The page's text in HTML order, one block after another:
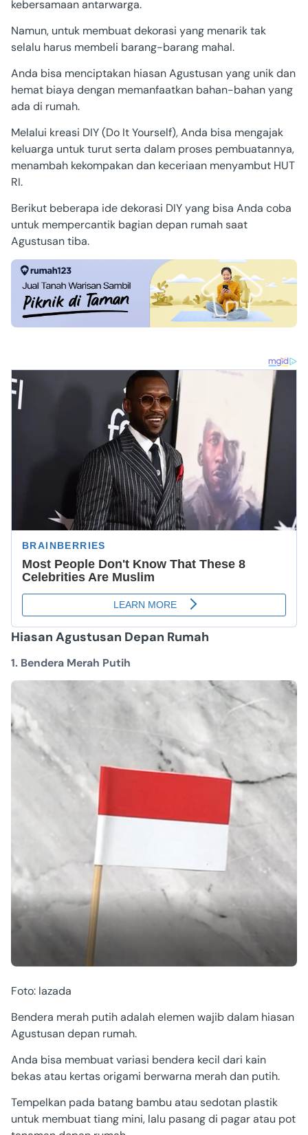
kebersamaan antarwarga.
Namun, untuk membuat dekorasi yang menarik tak
selalu harus membeli barang-barang mahal.
Anda bisa menciptakan hiasan Agustusan yang unik dan
hemat biaya dengan memanfaatkan bahan-bahan yang
ada di rumah.
Melalui kreasi DIY (Do It Yourself), Anda bisa mengajak
keluarga untuk turut serta dalam proses pembuatannya,
menambah kekompakan dan keceriaan menyambut HUT
RI.
Berikut beberapa ide dekorasi DIY yang bisa Anda coba
untuk mempercantik bagian depan rumah saat
Agustusan tiba.
Hiasan Agustusan Depan Rumah
1. Bendera Merah Putih
Foto: lazada
Bendera merah putih adalah elemen wajib dalam hiasan
Agustusan depan rumah.
Anda bisa membuat variasi bendera kecil dari kain
bekas atau kertas origami berwarna merah dan putih.
Tempelkan pada batang bambu atau sedotan plastik
untuk membuat tiang mini, lalu pasang di pagar atau pot